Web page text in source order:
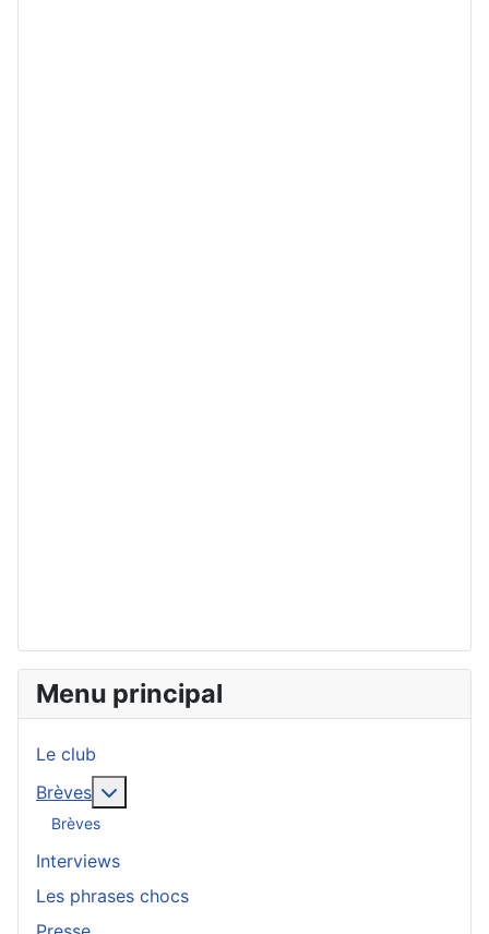
Menu principal
Le club
Brèves
Brèves
Interviews
Les phrases chocs